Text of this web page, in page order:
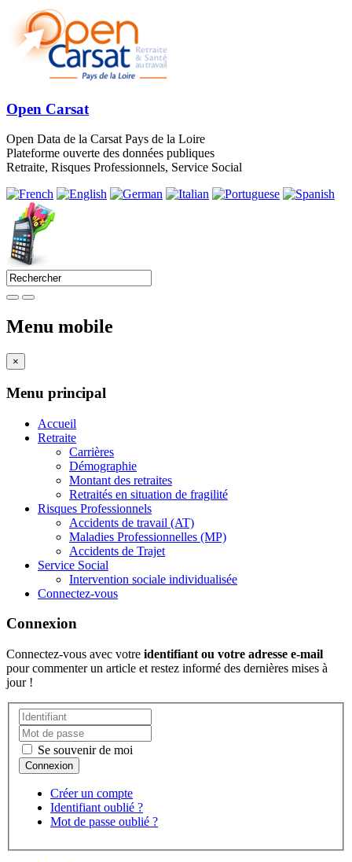
Open Carsat
Open Data de la Carsat Pays de la Loire
Plateforme ouverte des données publiques
Retraite, Risques Professionnels, Service Social
Menu mobile
×
Menu principal
Accueil
Retraite
Carrières
Démographie
Montant des retraites
Retraités en situation de fragilité
Risques Professionnels
Accidents de travail (AT)
Maladies Professionnelles (MP)
Accidents de Trajet
Service Social
Intervention sociale individualisée
Connectez-vous
Connexion
Connectez-vous avec votre identifiant ou votre adresse e-mail
pour commenter un article et restez informé des dernières mises à
jour !
Se souvenir de moi
Créer un compte
Identifiant oublié ?
Mot de passe oublié ?